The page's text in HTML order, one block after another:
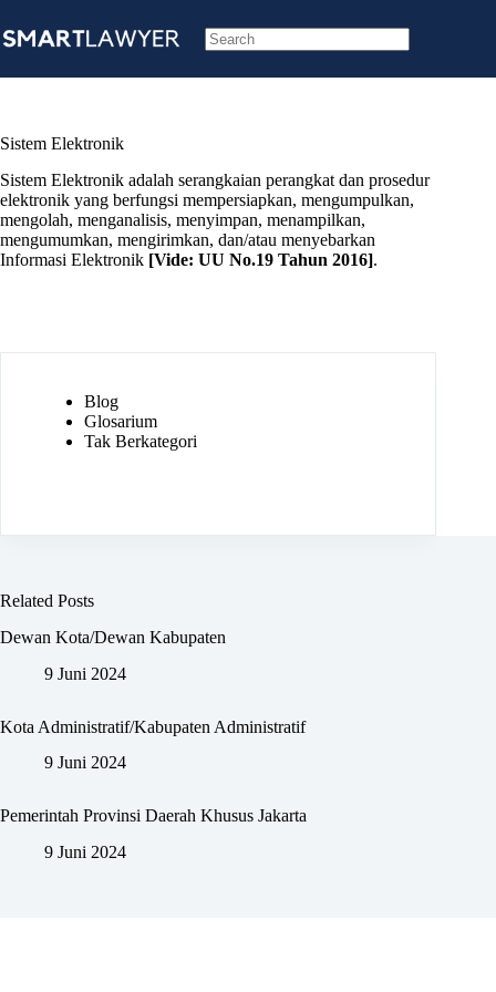
to
content
results
Sistem Elektronik
Sistem Elektronik adalah serangkaian perangkat dan prosedur
elektronik yang berfungsi mempersiapkan, mengumpulkan,
mengolah, menganalisis, menyimpan, menampilkan,
mengumumkan, mengirimkan, dan/atau menyebarkan
Informasi Elektronik [Vide: UU No.19 Tahun 2016].
Blog
Glosarium
Tak Berkategori
Related Posts
Dewan Kota/Dewan Kabupaten
9 Juni 2024
Kota Administratif/Kabupaten Administratif
9 Juni 2024
Pemerintah Provinsi Daerah Khusus Jakarta
9 Juni 2024